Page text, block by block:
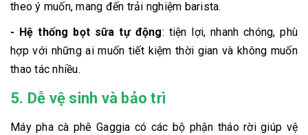
theo ý muốn, mang đến trải nghiệm barista.
- Hệ thống bọt sữa tự động: tiện lợi, nhanh chóng, phù
hợp với những ai muốn tiết kiệm thời gian và không muốn
thao tác nhiều.
5. Dễ vệ sinh và bảo trì
Máy pha cà phê Gaggia có các bộ phận tháo rời giúp vệ